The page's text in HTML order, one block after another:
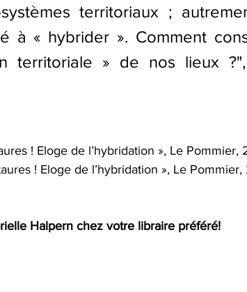
territoriaux ;
à « hybrider ». Comment
territoriale » de nos lieux
! Eloge de l’hybridation », Le Pommier,
! Eloge de l’hybridation », Le
Halpern chez votre libraire préféré!